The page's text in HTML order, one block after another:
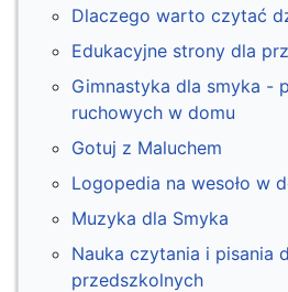
Dlaczego warto czytać
Edukacyjne strony dla
Gimnastyka dla smyka -
ruchowych w domu
Gotuj z Maluchem
Logopedia na wesoło w
Muzyka dla Smyka
Nauka czytania i pisania
przedszkolnych